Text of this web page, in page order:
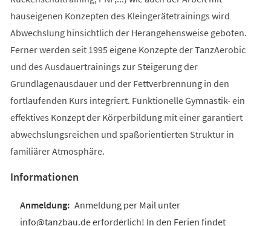
hauseigenen Konzepten des Kleingerätetrainings wird
Abwechslung hinsichtlich der Herangehensweise geboten.
Ferner werden seit 1995 eigene Konzepte der TanzAerobic
und des Ausdauertrainings zur Steigerung der
Grundlagenausdauer und der Fettverbrennung in den
fortlaufenden Kurs integriert. Funktionelle Gymnastik- ein
effektives Konzept der Körperbildung mit einer garantiert
abwechslungsreichen und spaßorientierten Struktur in
familiärer Atmosphäre.
Informationen
Anmeldung per Mail unter
info@tanzbau.de erforderlich! In den Ferien findet